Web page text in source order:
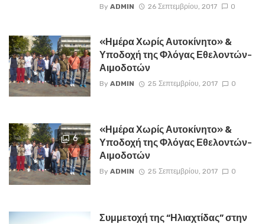
By ADMIN 26 Σεπτεμβρίου, 2017 0
«Ημέρα Χωρίς Αυτοκίνητο» &
Υποδοχή της Φλόγας Εθελοντών-
Αιμοδοτών
By ADMIN 25 Σεπτεμβρίου, 2017 0
6
«Ημέρα Χωρίς Αυτοκίνητο» &
Υποδοχή της Φλόγας Εθελοντών-
Αιμοδοτών
By ADMIN 25 Σεπτεμβρίου, 2017 0
Συμμετοχή της “Ηλιαχτίδας” στην